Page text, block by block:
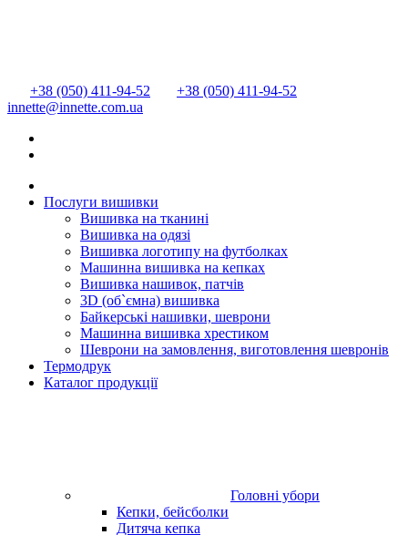
+38 (050) 411-94-52
+38 (050) 411-94-52
innette@innette.com.ua
Послуги вишивки
Вишивка на тканині
Вишивка на одязі
Вишивка логотипу на футболках
Машинна вишивка на кепках
Вишивка нашивок, патчів
3D (об`ємна) вишивка
Байкерські нашивки, шеврони
Машинна вишивка хрестиком
Шеврони на замовлення, виготовлення шевронів
Термодрук
Каталог продукції
Головні убори
Кепки, бейсболки
Дитяча кепка